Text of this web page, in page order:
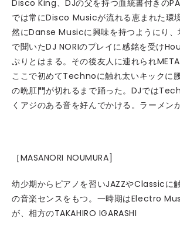
Disco King、DJの父を持つ血統書付きの
では常にDisco Musicが流れる恵まれた環
然にDanse Musicに興味を持つようにり
で聞いたDJ NORIのプレイに感銘を受け
ぷりとはまる。その後友人に連れられ
ここで初めてTechnoに触れ太いキックに
の晩肛門が切れるまで踊った。DJでは
くアジのある音を好んでかける。ラーメン
［MASANORI NOUMURA]
幼少期からピアノを習いJAZZやClassicに
の音楽センスをもつ。一時期はElectro
が、相方のTAKAHIRO IGARASHI